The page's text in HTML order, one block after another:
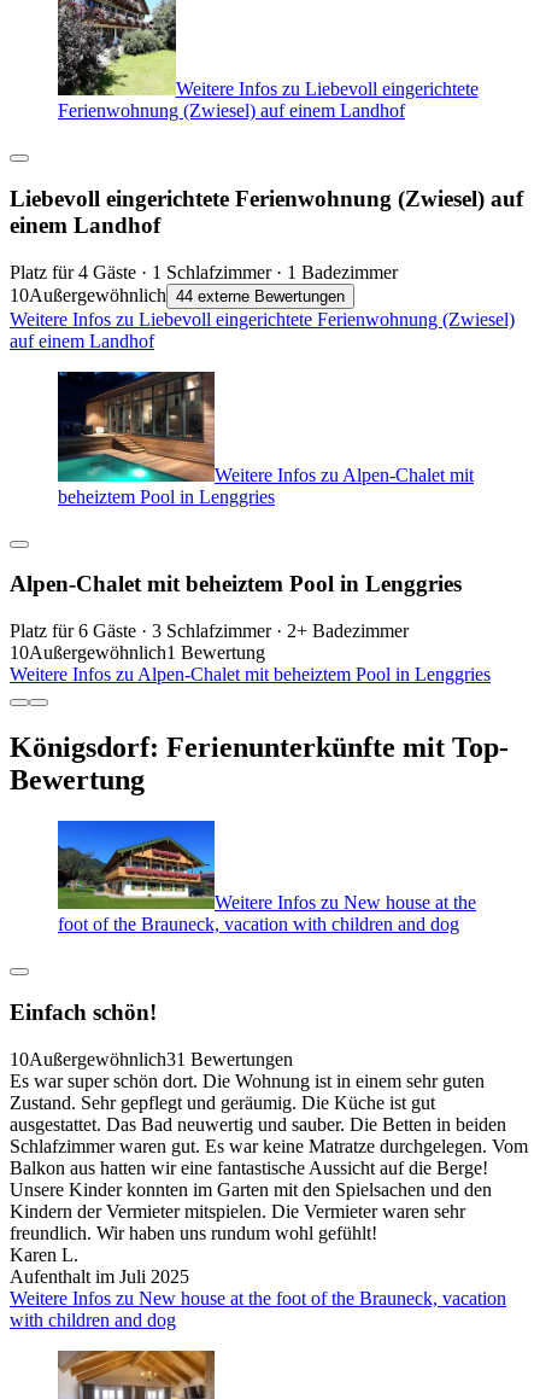
Weitere Infos zu Liebevoll eingerichtete
Ferienwohnung (Zwiesel) auf einem Landhof
Liebevoll eingerichtete Ferienwohnung (Zwiesel) auf
einem Landhof
Platz für 4 Gäste · 1 Schlafzimmer · 1 Badezimmer
10Außergewöhnlich 44 externe Bewertungen
Weitere Infos zu Liebevoll eingerichtete Ferienwohnung (Zwiesel)
auf einem Landhof
Weitere Infos zu Alpen-Chalet mit
beheiztem Pool in Lenggries
Alpen-Chalet mit beheiztem Pool in Lenggries
Platz für 6 Gäste · 3 Schlafzimmer · 2+ Badezimmer
10Außergewöhnlich1 Bewertung
Weitere Infos zu Alpen-Chalet mit beheiztem Pool in Lenggries
Königsdorf: Ferienunterkünfte mit Top-
Bewertung
Weitere Infos zu New house at the
foot of the Brauneck, vacation with children and dog
Einfach schön!
10Außergewöhnlich31 Bewertungen
Es war super schön dort. Die Wohnung ist in einem sehr guten
Zustand. Sehr gepflegt und geräumig. Die Küche ist gut
ausgestattet. Das Bad neuwertig und sauber. Die Betten in beiden
Schlafzimmer waren gut. Es war keine Matratze durchgelegen. Vom
Balkon aus hatten wir eine fantastische Aussicht auf die Berge!
Unsere Kinder konnten im Garten mit den Spielsachen und den
Kindern der Vermieter mitspielen. Die Vermieter waren sehr
freundlich. Wir haben uns rundum wohl gefühlt!
Karen L.
Aufenthalt im Juli 2025
Weitere Infos zu New house at the foot of the Brauneck, vacation
with children and dog